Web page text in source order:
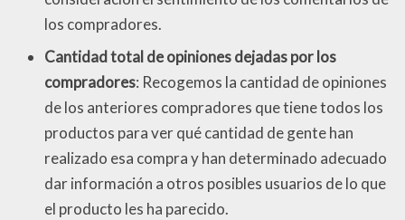
los compradores.
Cantidad total de opiniones dejadas por los
compradores: Recogemos la cantidad de opiniones
de los anteriores compradores que tiene todos los
productos para ver qué cantidad de gente han
realizado esa compra y han determinado adecuado
dar información a otros posibles usuarios de lo que
el producto les ha parecido.